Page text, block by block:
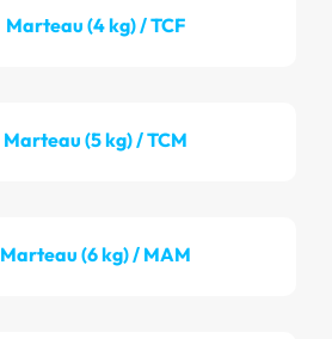
Marteau (4 kg) / TCF
Marteau (5 kg) / TCM
Marteau (6 kg) / MAM